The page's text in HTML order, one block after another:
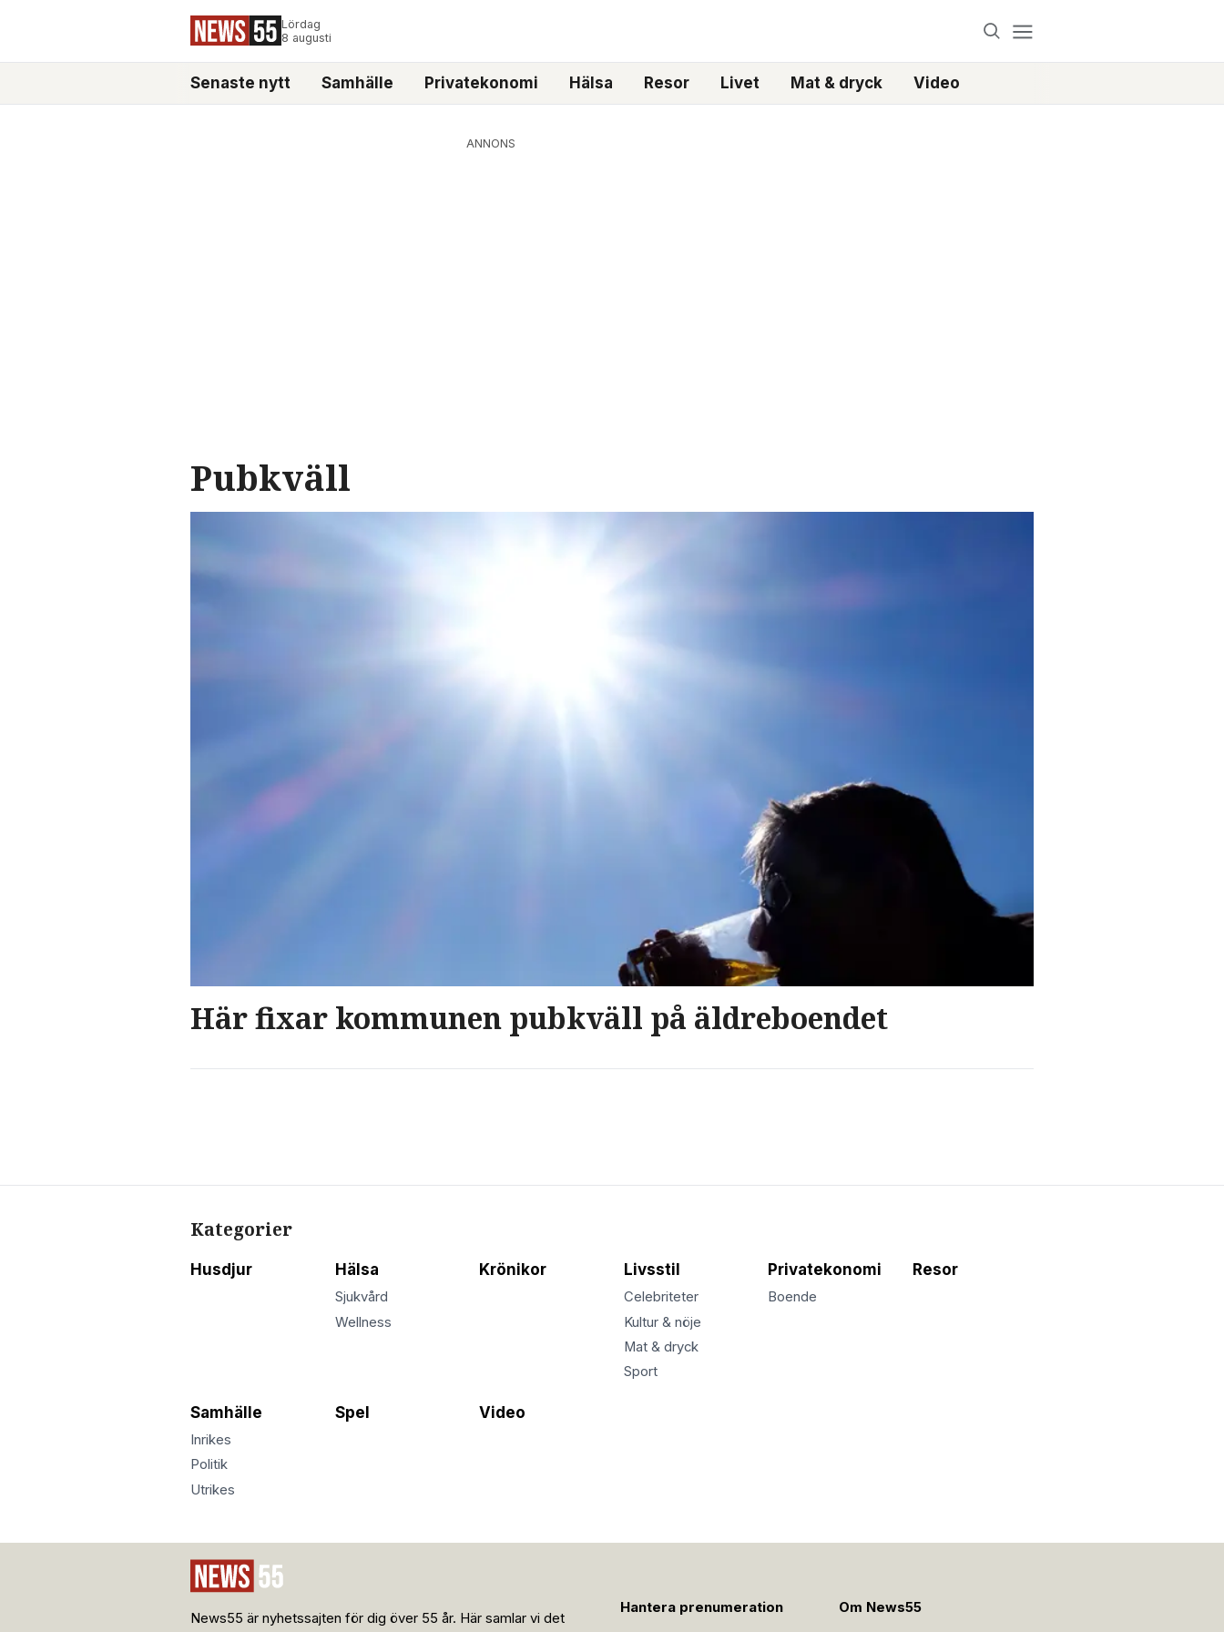
Lördag
8 augusti
Senaste nytt Samhälle Privatekonomi Hälsa Resor Livet Mat & dryck Video
ANNONS
Pubkväll
Här fixar kommunen pubkväll på äldreboendet
Kategorier
Husdjur Hälsa
Sjukvård
Wellness
Krönikor Livsstil
Celebriteter
Kultur & nöje
Mat & dryck
Sport
Privatekonomi
Boende
Resor
Samhälle
Inrikes
Politik
Utrikes
Spel Video
News55 är nyhetssajten för dig över 55 år. Här samlar vi det
Hantera prenumeration Om News55